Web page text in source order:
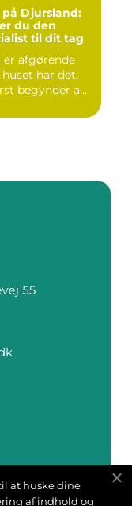
Djursland:
du den
til dit tag
afgørende
har det.
begynder a...
at huske dine
af indhold og